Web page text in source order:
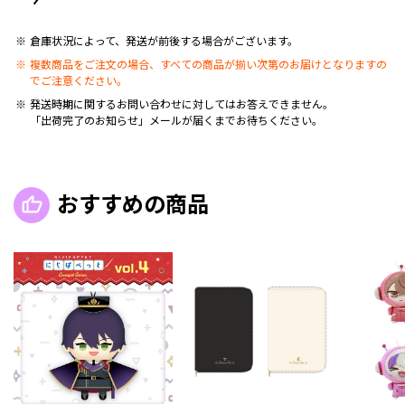
倉庫状況によって、発送が前後する場合がございます。
複数商品をご注文の場合、すべての商品が揃い次第のお届けとなりますの
でご注意ください。
発送時期に関するお問い合わせに対してはお答えできません。
「出荷完了のお知らせ」メールが届くまでお待ちください。
おすすめの商品